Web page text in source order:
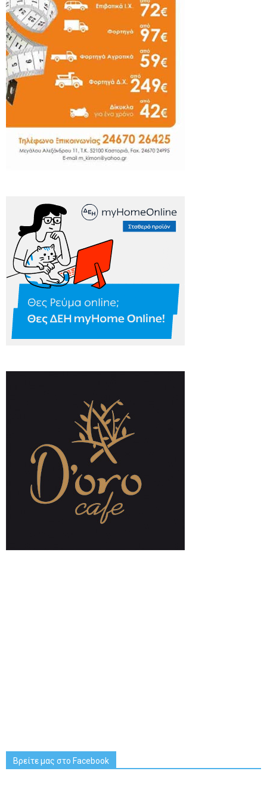
Βρείτε μας στο Facebook